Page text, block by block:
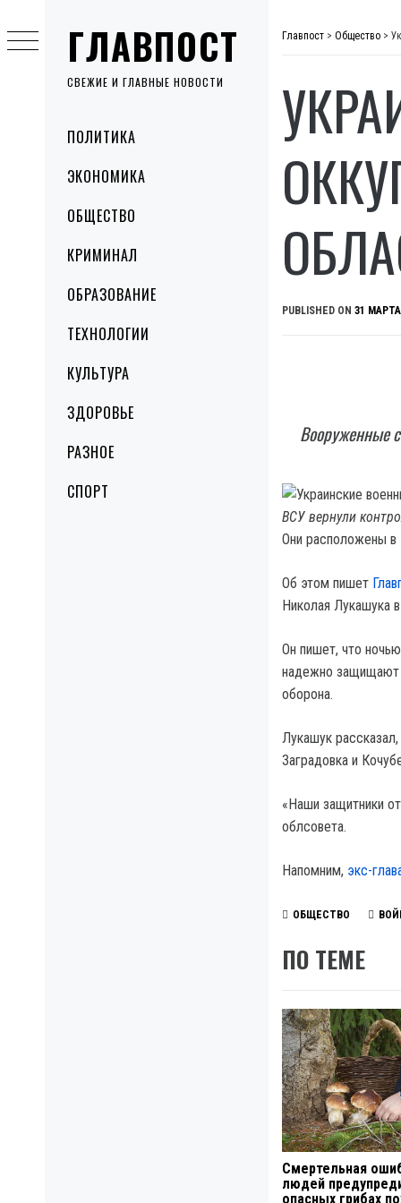
ГЛАВПОСТ
СВЕЖИЕ И ГЛАВНЫЕ НОВОСТИ
MenuПОЛИТИКА
ЭКОНОМИКА
ОБЩЕСТВО
КРИМИНАЛ
ОБРАЗОВАНИЕ
ТЕХНОЛОГИИ
КУЛЬТУРА
ЗДОРОВЬЕ
РАЗНОЕ
СПОРТ
to
content
Главпост > Общество >
PUBLISHED ON 31
Вооруженные
ВСУ вернули
Они расположены в
Об этом пишет
Николая Лукашука в
Он пишет, что
надежно защищают
оборона.
Лукашук
Заградовка и
«Наши защитники
облсовета.
Напомним, экс-
ОБЩЕСТВО
ПО ТЕМЕ
Смертельная
людей
опасных грибах